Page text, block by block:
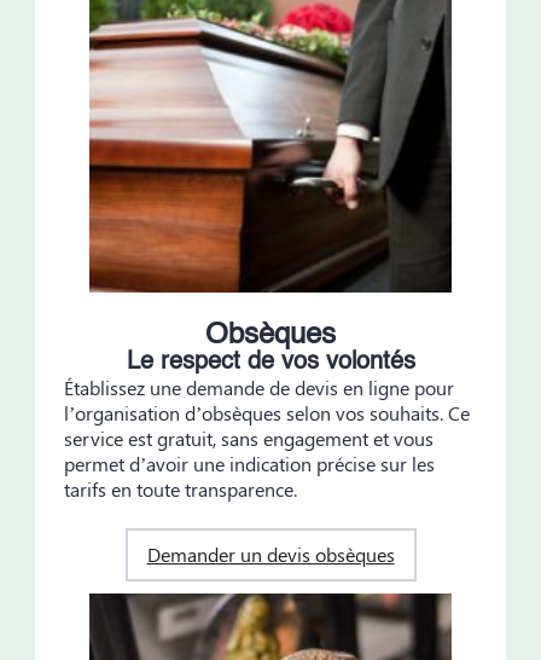
Obsèques
Le respect de vos volontés
Établissez une demande de devis en ligne pour
l’organisation d’obsèques selon vos souhaits. Ce
service est gratuit, sans engagement et vous
permet d’avoir une indication précise sur les
tarifs en toute transparence.
Demander un devis obsèques